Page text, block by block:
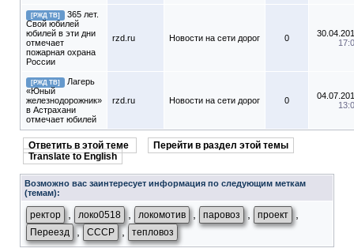
[РЖД ТВ]
365 лет.
Свой юбилей
юбилей в эти дни
отмечает
пожарная охрана
России
rzd.ru Новости на сети дорог 0
[РЖД ТВ]
Лагерь
«Юный
железнодорожник»
в Астрахани
отмечает юбилей
rzd.ru Новости на сети дорог 0
Ответить в этой теме
Перейти в раздел этой темы
Translate to English
Возможно вас заинтересует информация по следующим меткам
(темам):
ректор локо0518 локомотив паровоз проект
Переезд , СССР , тепловоз